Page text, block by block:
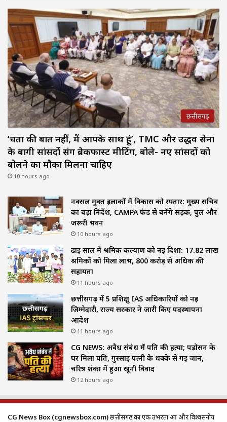
छत्तीसगढ़
‘चिंता की बात नहीं, मैं आपके साथ हूं’, TMC और उद्धव सेना
के बागी सांसदों संग ब्रेकफास्ट मीटिंग, बोले- नए सांसदों को
बोलने का मौका मिलना चाहिए
10 hours ago
नक्सल मुक्त इलाकों में विकास को रफ्तार: मुख्य सचिव
का बड़ा निर्देश, CAMPA फंड से बनेंगे सड़क, पुल और
जरूरी भवन
10 hours ago
ढाई साल में श्रमिक कल्याण को नई दिशा: 17.82 लाख
श्रमिकों को मिला लाभ, ₹800 करोड़ से अधिक की
सहायता
11 hours ago
छत्तीसगढ़ में 5 प्रशिक्षु IAS अधिकारियों को नई
जिम्मेदारी, राज्य सरकार ने जारी किए पदस्थापना
आदेश
11 hours ago
CG NEWS: अवैध संबंध में पति की हत्या; पड़ोसन के
घर मिला पति, गुस्साई पत्नी के धक्के से गई जान,
चरित्र शंका में हुआ खूनी विवाद
12 hours ago
CG News Box (cgnewsbox.com)छत्तीसगढ़ का एक उभरता हुआ और विश्वसनीय